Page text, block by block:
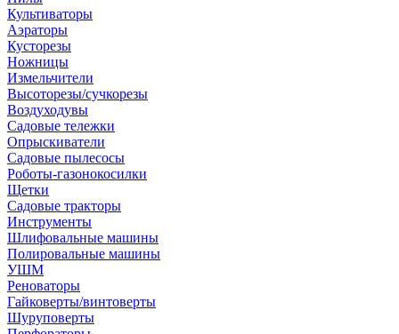
Культиваторы
Аэраторы
Кусторезы
Ножницы
Измельчители
Высоторезы/сучкорезы
Воздуходувы
Садовые тележки
Опрыскиватели
Садовые пылесосы
Роботы-газонокосилки
Щетки
Садовые тракторы
Инструменты
Шлифовальные машины
Полировальные машины
УШМ
Реноваторы
Гайковерты/винтоверты
Шуруповерты